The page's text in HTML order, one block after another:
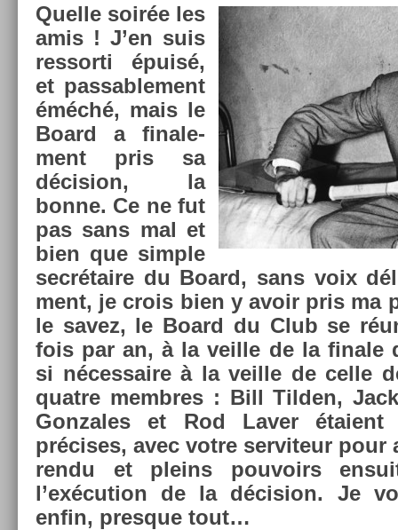
Quel­le soirée les
amis ! J’en suis
re­ssor­ti épuisé,
et pas­sable­ment
éméché, mais le
Board a fin­ale­
ment pris sa
décis­ion, la
bonne. Ce ne fut
pas sans mal et
bien que sim­ple
secrétaire du Board, sans voix
ment, je crois bien y avoir pris ma
le savez, le Board du Club se
fois par an, à la veil­le de la fin­ale
si néces­saire à la veil­le de celle
quat­re mem­bres : Bill Tild­en,
Gon­zales et Rod Laver
précises, avec votre ser­viteur pour
rendu et pleins pouvoirs
l’exécu­tion de la décis­ion. Je
enfin, pre­sque tout…